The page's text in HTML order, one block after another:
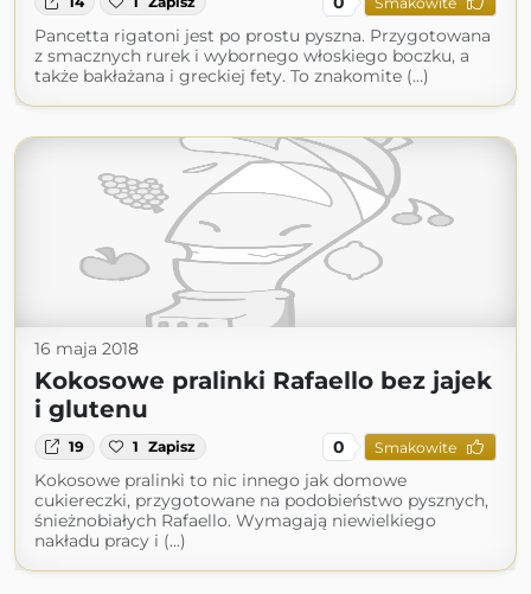
Pancetta rigatoni jest po prostu pyszna. Przygotowana
z smacznych rurek i wybornego włoskiego boczku, a
także bakłażana i greckiej fety. To znakomite (...)
16 maja 2018
Kokosowe pralinki Rafaello bez jajek
i glutenu
19 1 Zapisz 0 Smakowite
Kokosowe pralinki to nic innego jak domowe
cukiereczki, przygotowane na podobieństwo pysznych,
śnieżnobiałych Rafaello. Wymagają niewielkiego
nakładu pracy i (...)